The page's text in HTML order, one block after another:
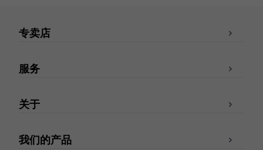
专卖店
服务
关于
我们的产品